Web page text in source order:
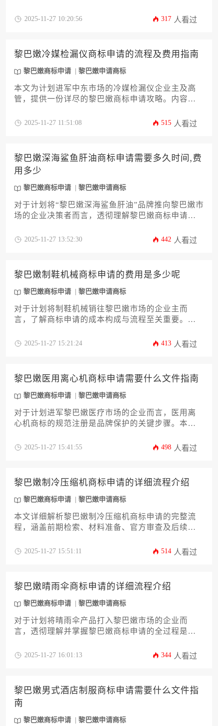
提供成本优化方案与风险规避指南，助您高效完成
2025-11-27 10:20:56 317 人看过
黎巴嫩冷媒检漏仪商标申请的流程及费用指南
黎巴嫩商标申请 黎巴嫩申请商标
本文为计划进军中东市场的冷媒检漏仪企业主及高
管，提供一份详尽的黎巴嫩商标申请攻略。内容将
成功的完整流程，并详细拆解各项官方费用与潜在
场获得坚实法律保护，为商业拓展奠定坚实基础。
2025-11-27 11:51:08 515 人看过
黎巴嫩深海鲨鱼肝油商标申请需要多久时间,费
用多少
黎巴嫩商标申请 黎巴嫩申请商标
对于计划将“黎巴嫩深海鲨鱼肝油”品牌推向黎巴嫩市
场的企业决策者而言，透彻理解黎巴嫩商标申请流
文将为您提供一份详尽的攻略，深入剖析从商标查
助您高效、稳妥地完成此项黎巴嫩商标申请工作，
为品牌国际化布局奠定坚实基础。
2025-11-27 13:52:30 442 人看过
黎巴嫩制鞋机械商标申请的费用是多少呢
黎巴嫩商标申请 黎巴嫩申请商标
对于计划将制鞋机械销往黎巴嫩市场的企业主而
言，了解商标申请的成本构成与流程至关重要。本
服务费、类别选择策略以及潜在的后续维护开销，
成黎巴嫩商标申请，为品牌在海外市场的稳健发展
奠定坚实基础。
2025-11-27 15:21:24 413 人看过
黎巴嫩医用离心机商标申请需要什么文件指南
黎巴嫩商标申请 黎巴嫩申请商标
对于计划进军黎巴嫩医疗市场的企业而言，医用离
心机商标的规范注册是品牌保护的关键步骤。本文
套文件清单、办理流程及实务要点，涵盖从资格证
2025-11-27 15:41:55 498 人看过
黎巴嫩制冷压缩机商标申请的详细流程介绍
黎巴嫩商标申请 黎巴嫩申请商标
本文详细解析黎巴嫩制冷压缩机商标申请的完整流
程，涵盖前期检索、材料准备、官方审查及后续维
风险、提升注册成功率的实用策略，助力企业高效
2025-11-27 15:51:11 514 人看过
黎巴嫩晴雨伞商标申请的详细流程介绍
黎巴嫩商标申请 黎巴嫩申请商标
对于计划将晴雨伞产品打入黎巴嫩市场的企业而
言，透彻理解并掌握黎巴嫩商标申请的全过程是构
从申请前的商标查询与准备，到向黎巴嫩经济贸易
一份详尽的行动指南，帮助企业主或高管规避常见
风险，确保品牌资产在黎巴嫩市场获得有效法律保
护，顺利完成黎巴嫩商标申请。
2025-11-27 16:01:13 344 人看过
黎巴嫩男式酒店制服商标申请需要什么文件指
南
黎巴嫩商标申请 黎巴嫩申请商标